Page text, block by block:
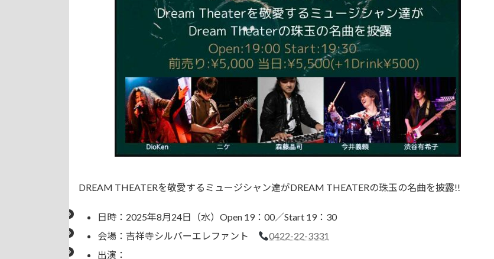
DREAM THEATERを敬愛するミュージシャン達がDREAM THEATERの珠玉の名曲を披露!!
日時：2025年8月24日（水）Open 19：00／Start 19：30
会場：吉祥寺シルバーエレファント
0422-22-3331
出演：